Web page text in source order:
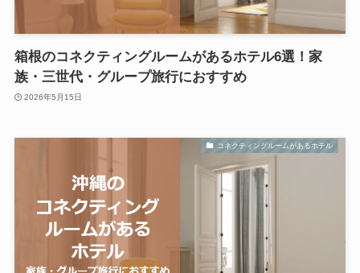
箱根のコネクティングルームがあるホテル6選！家
族・三世代・グループ旅行におすすめ
2026年5月15日
コネクティングルームがあるホテル